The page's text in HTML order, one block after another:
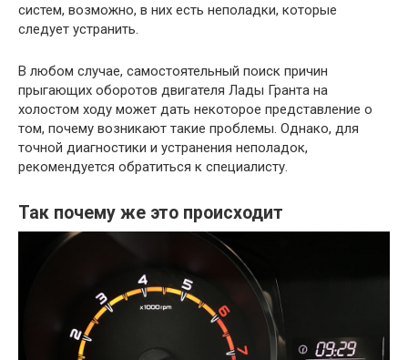
систем, возможно, в них есть неполадки, которые
следует устранить.
В любом случае, самостоятельный поиск причин
прыгающих оборотов двигателя Лады Гранта на
холостом ходу может дать некоторое представление о
том, почему возникают такие проблемы. Однако, для
точной диагностики и устранения неполадок,
рекомендуется обратиться к специалисту.
Так почему же это происходит